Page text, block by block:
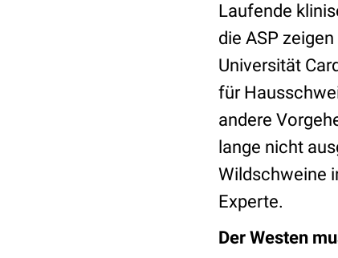
Laufende
die ASP
Universität
für
andere
lange nicht
Wildschweine
Experte.
Der Westen